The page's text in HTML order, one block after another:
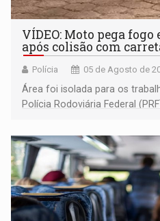
VÍDEO: Moto pega
após colisão com
Polícia 05 de Agosto de
Área foi isolada para os
Polícia Rodoviária Federal